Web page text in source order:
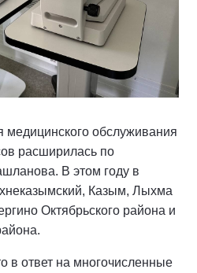
медицинского обслуживания
расширилась по
В этом году в
Казым, Лыхма
Октябрьского района и
в ответ на многочисленные